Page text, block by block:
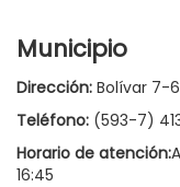
Municipio
Dirección: Bolívar 7-
Teléfono: (593-7)
Horario de atención:
16:45